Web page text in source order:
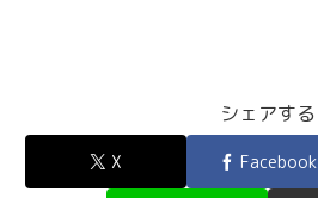
シェアする
X Facebook